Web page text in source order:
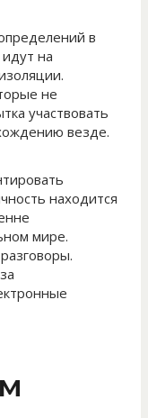
в
на
не
участвовать
везде.
находится
мире.